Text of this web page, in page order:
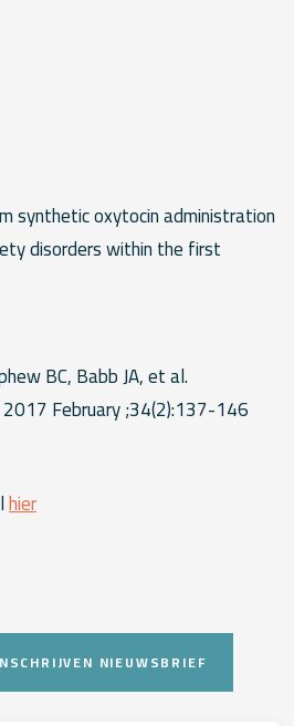
synthetic oxytocin administration
disorders within the first
BC, Babb JA, et al.
February ;34(2):137-146
hier
NIEUWSBRIEF